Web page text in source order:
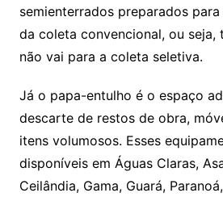
semienterrados preparados
da coleta convencional, ou
não vai para a coleta seletiva.
Já o papa-entulho é o espaço
descarte de restos de obra,
itens volumosos. Esses
disponíveis em Águas Claras,
Ceilândia, Gama, Guará,